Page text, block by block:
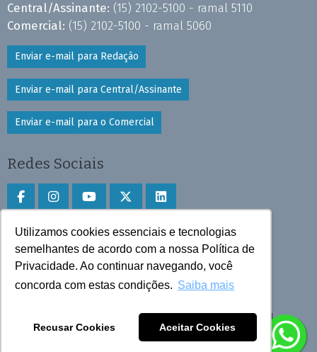
Utilizamos cookies essenciais e tecnologias
semelhantes de acordo com a nossa Política de
Privacidade. Ao continuar navegando, você
concorda com estas condições. Saiba mais
Recusar Cookies Aceitar Cookies
Central/Assinante: (15) 2102-5100 - ramal 5110
Comercial: (15) 2102-5100 - ramal 5060
Enviar e-mail para Redação
Enviar e-mail para Central/Assinante
Enviar e-mail para o Comercial
Redes Sociais
Faça download do aplicativo
Play Store e App Store
Todos os direitos reservados © 2025 Cruzeiro do Sul